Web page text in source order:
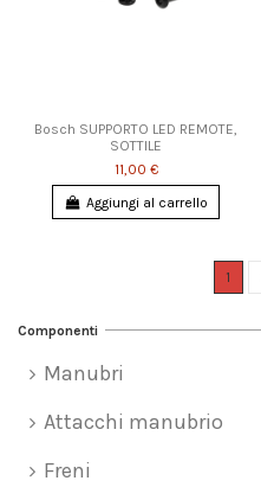
Bosch SUPPORTO LED REMOTE,
SOTTILE
11,00 €
Aggiungi al carrello
1
Componenti
Manubri
Attacchi manubrio
Freni